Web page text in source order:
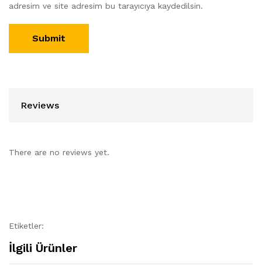
adresim ve site adresim bu tarayıcıya kaydedilsin.
Reviews
There are no reviews yet.
Etiketler:
İlgili Ürünler